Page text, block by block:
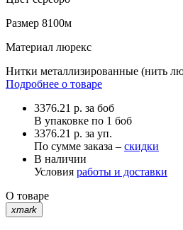
Размер 8100м
Материал люрекс
Нитки металлизированные (нить
Подробнее о товаре
3376.21 р. за боб
В упаковке по 1 боб
3376.21 р. за уп.
По сумме заказа – скидки
В наличии
Условия работы и доставки
О товаре
xmark